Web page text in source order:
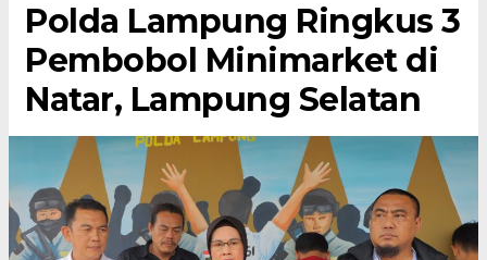
Polda Lampung Ringkus 3
Pembobol Minimarket di
Natar, Lampung Selatan